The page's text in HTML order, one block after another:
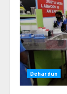
Dehardun